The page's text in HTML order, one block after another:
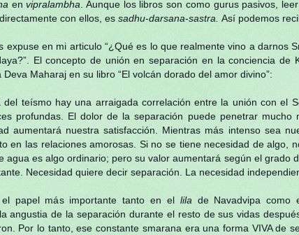
envipralambha . Aunque los libros son como gurus pasivos,
con ellos, es sadhu-darsana-sastra. Así podemos
expuse en mi articulo “¿Qué es lo que realmente vino a darnos
El concepto de unión en separación en la conciencia
Maharaj en su libro “El volcán dorado del amor divino”:
del teísmo hay una arraigada correlación entre la unión con el
profundas. El dolor de la separación puede penetrar
aumentará nuestra satisfacción. Mientras más intenso sea
en las relaciones amorosas. Si no se tiene necesidad de algo,
agua es algo ordinario; pero su valor aumentará según el grado
Necesidad quiere decir separación. La necesidad
papel más importante tanto en el lila de Navadvipa como
angustia de la separación durante el resto de sus vidas
Por lo tanto, ese constante smarana era una forma VIVA de